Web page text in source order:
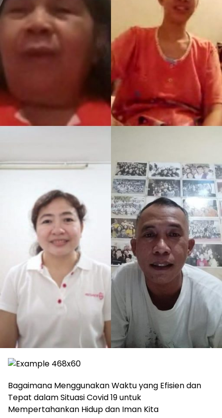
Bagaimana Menggunakan Waktu yang Efisien dan
Tepat dalam Situasi Covid 19 untuk
Mempertahankan Hidup dan Iman Kita